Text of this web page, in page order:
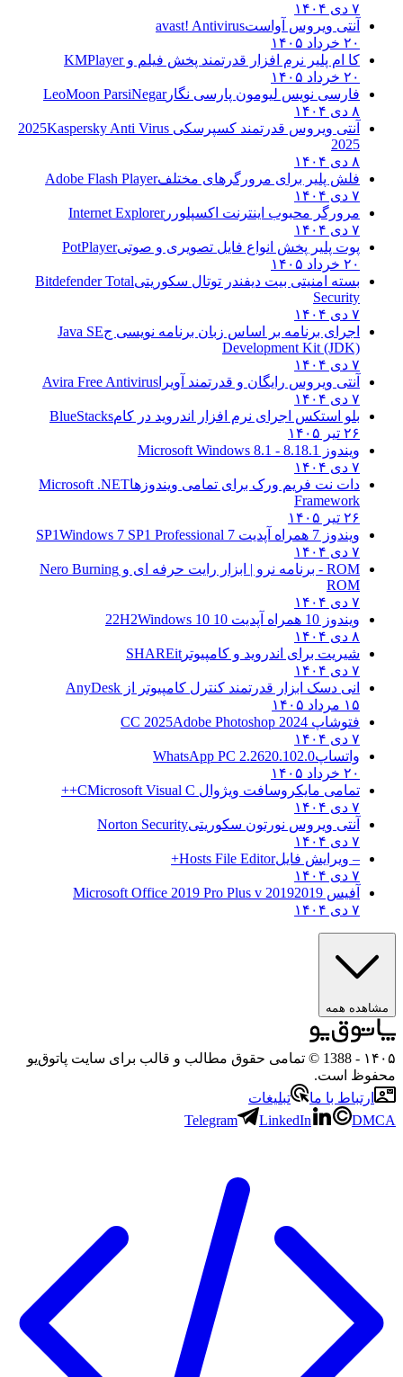
آنتی ویروس آواست avast! Antivirus
کا ام پلیر نرم افزار قدرتمند پخش فیلم و KMPlayer
فارسی نویس لیومون پارسی نگارLeoMoon ParsiNegar
آنتی ویروس قدرتمند کسپرسکی 2025Kaspersky Anti Virus
فلش پلیر برای مرورگرهای مختلف Adobe Flash Player
مرورگر محبوب اینترنت اکسپلوررInternet Explorer
پوت پلیر پخش انواع فایل تصویری و صوتیPotPlayer
بسته امنیتی بیت دیفندر توتال سکوریتیBitdefender Total
Security
اجرای برنامه بر اساس زبان برنامه نویسی جJava SE
Development Kit (JDK)
آنتی ویروس رایگان و قدرتمند آویراAvira Free Antivirus
بلو استکس اجرای نرم افزار اندروید در کام BlueStacks
ویندوز 8.1 8.1 - Microsoft Windows 8.1
دات نت فریم ورک برای تمامی ویندوزهاMicrosoft .NET
Framework
ویندوز 7 همراه آپدیت 7 SP1
Windows 7 SP1 Professional
ROM - برنامه نرو | ابزار رایت حرفه ای و
Nero Burning
ویندوز 10 همراه آپدیت 10 22H2
Windows 10
شیریت برای اندروید و کامپیوترSHAREit
انی دسک ابزار قدرتمند کنترل کامپیوتر ازAnyDesk
فتوشاپ CC 2025Adobe Photoshop 2024
واتساپWhatsApp PC 2.2620.102.0
تمامی مایکروسافت ویژوال CMicrosoft Visual C++
آنتی ویروس نورتون سکوریتیNorton Security
– ویرایش فایلHosts File Editor+
آفیس 2019
2019 Microsoft Office 2019 Pro Plus v
همه
- 1388 © تمامی حقوق مطالب و قالب برای سایت پاتوق‌یو
است.
با ما
تبلیغات
Telegram
LinkedIn